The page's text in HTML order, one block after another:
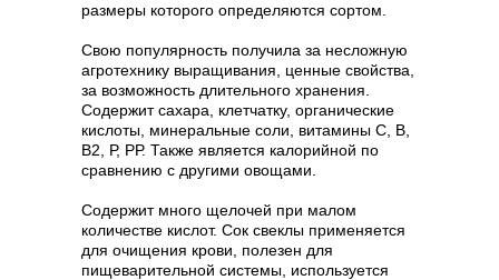
размеры которого определяются сортом.
Свою популярность получила за несложную
агротехнику выращивания, ценные свойства,
за возможность длительного хранения.
Содержит сахара, клетчатку, органические
кислоты, минеральные соли, витамины С, В,
В2, Р, РР. Также является калорийной по
сравнению с другими овощами.
Содержит много щелочей при малом
количестве кислот. Сок свеклы применяется
для очищения крови, полезен для
пищеварительной системы, используется